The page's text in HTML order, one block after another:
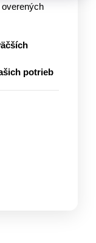
overených
potrieb